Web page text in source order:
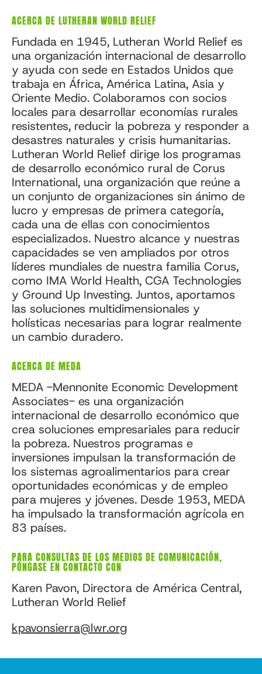
ACERCA DE LUTHERAN WORLD RELIEF
Fundada en 1945, Lutheran World Relief es
una organización internacional de desarrollo
y ayuda con sede en Estados Unidos que
trabaja en África, América Latina, Asia y
Oriente Medio. Colaboramos con socios
locales para desarrollar economías rurales
resistentes, reducir la pobreza y responder a
desastres naturales y crisis humanitarias.
Lutheran World Relief dirige los programas
de desarrollo económico rural de Corus
International, una organización que reúne a
un conjunto de organizaciones sin ánimo de
lucro y empresas de primera categoría,
cada una de ellas con conocimientos
especializados. Nuestro alcance y nuestras
capacidades se ven ampliados por otros
líderes mundiales de nuestra familia Corus,
como IMA World Health, CGA Technologies
y Ground Up Investing. Juntos, aportamos
las soluciones multidimensionales y
holísticas necesarias para lograr realmente
un cambio duradero.
ACERCA DE MEDA
MEDA -Mennonite Economic Development
Associates- es una organización
internacional de desarrollo económico que
crea soluciones empresariales para reducir
la pobreza. Nuestros programas e
inversiones impulsan la transformación de
los sistemas agroalimentarios para crear
oportunidades económicas y de empleo
para mujeres y jóvenes. Desde 1953, MEDA
ha impulsado la transformación agrícola en
83 países.
PARA CONSULTAS DE LOS MEDIOS DE COMUNICACIÓN,
PÓNGASE EN CONTACTO CON
Karen Pavon, Directora de América Central,
Lutheran World Relief
kpavonsierra@lwr.org